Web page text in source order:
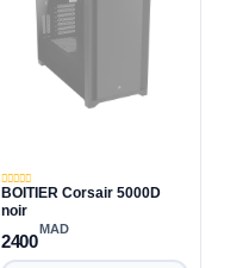
BOITIER Corsair 5000D
noir
2400
MAD